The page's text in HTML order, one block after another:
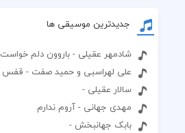
جدیدترین موسیقی ها
شادمهر عقیلی - باروون دلم خواست
علی لهراسبی و حمید صفت - قفس
سالار عقیلی -
مهدی جهانی - آروم ندارم
بابک جهانبخش -